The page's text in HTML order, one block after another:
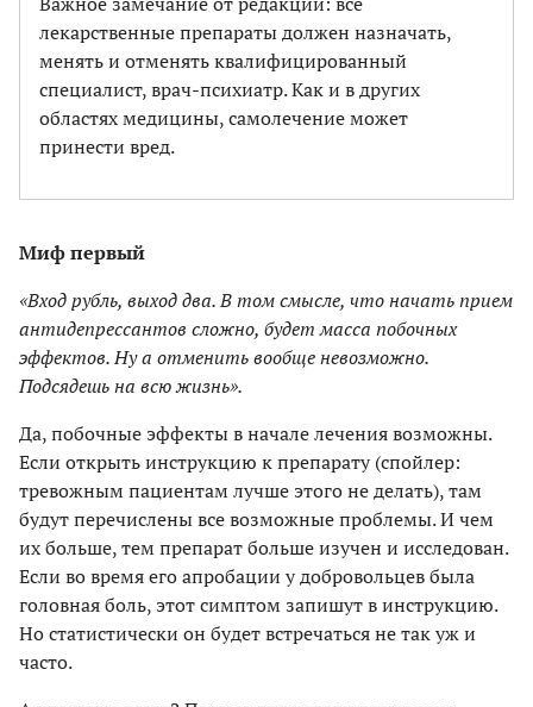
лекарственные препараты должен назначать,
менять и отменять квалифицированный
специалист, врач-психиатр. Как и в других
областях медицины, самолечение может
принести вред.
Миф первый
«Вход рубль, выход два. В том смысле, что начать прием
антидепрессантов сложно, будет масса побочных
эффектов. Ну а отменить вообще невозможно.
Подсядешь на всю жизнь».
Да, побочные эффекты в начале лечения возможны.
Если открыть инструкцию к препарату (спойлер:
тревожным пациентам лучше этого не делать), там
будут перечислены все возможные проблемы. И чем
их больше, тем препарат больше изучен и исследован.
Если во время его апробации у добровольцев была
головная боль, этот симптом запишут в инструкцию.
Но статистически он будет встречаться не так уж и
часто.